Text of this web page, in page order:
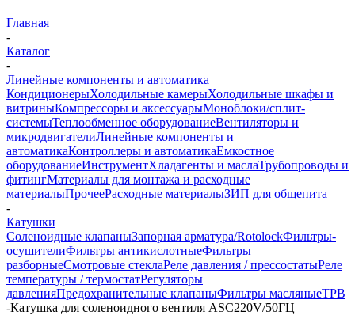
Главная
-
Каталог
-
Линейные компоненты и автоматика
КондиционерыХолодильные камерыХолодильные шкафы и
витриныКомпрессоры и аксессуарыМоноблоки/сплит-
системыТеплообменное оборудованиеВентиляторы и
микродвигателиЛинейные компоненты и
автоматикаКонтроллеры и автоматикаЕмкостное
оборудованиеИнструментХладагенты и маслаТрубопроводы и
фитингМатериалы для монтажа и расходные
материалыПрочееРасходные материалыЗИП для общепита
-
Катушки
Соленоидные клапаныЗапорная арматура/RotolockФильтры-
осушителиФильтры антикислотныеФильтры
разборныеСмотровые стеклаРеле давления / прессостатыРеле
температуры / термостатРегуляторы
давленияПредохранительные клапаныФильтры масляныеТРВ
-Катушка для соленоидного вентиля ASC220V/50ГЦ